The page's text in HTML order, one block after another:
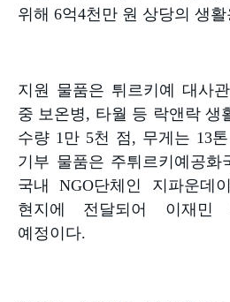
위해 6억4천만 원 상당의 생
지원 물품은 튀르키예 대사
중 보온병, 타월 등 락앤락 생
수량 1 만 5천 점, 무게는 13
기부 물품은 주튀르키예공화
국내 NGO단체인 지파운데
현지에 전달되어 이재
예정이다.